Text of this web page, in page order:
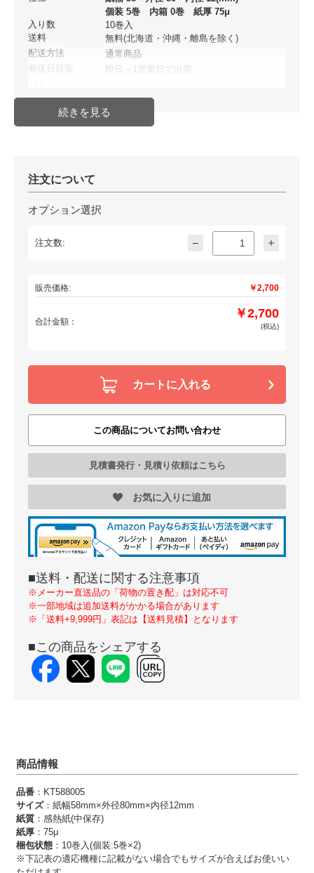
個装 5巻 内箱 0巻 紙厚 75μ
入り数
10巻入
送料
無料(北海道・沖縄・離島を除く)
配送方法
通常商品
発送日目安
即日～1営業日で出荷
注文について
オプション選択
注文数:
販売価格: ￥2,700
合計金額：
￥2,700
(税込)
カートに入れる
この商品についてお問い合わせ
見積書発行・見積り依頼はこちら
お気に入りに追加
■送料・配送に関する注意事項
※メーカー直送品の「荷物の置き配」は対応不可
※一部地域は追加送料がかかる場合があります
※「送料+9,999円」表記は【送料見積】となります
■この商品をシェアする
商品情報
品番 ：KT588005
サイズ：紙幅58mm×外径80mm×内径12mm
紙質 ：感熱紙(中保存)
紙厚 ：75μ
梱包状態 ：10巻入(個装:5巻×2)
※下記表の適応機種に記載がない場合でもサイズが合えばお使いい